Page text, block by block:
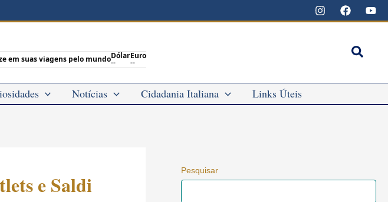
em suas viagens pelo mundoDólar
--
Euro
--
Notícias Cidadania Italiana Links Úteis
e Saldi
Pesquisar